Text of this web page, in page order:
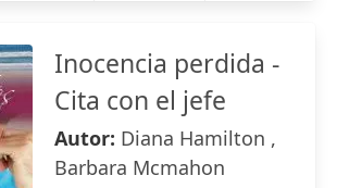
Inocencia perdida -
Cita con el jefe
Autor: Diana Hamilton ,
Barbara Mcmahon